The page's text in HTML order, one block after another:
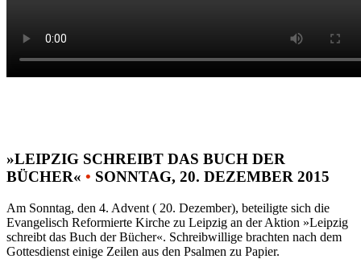
»LEIPZIG SCHREIBT DAS BUCH DER
BÜCHER« • SONNTAG, 20. DEZEMBER 2015
Am Sonntag, den 4. Advent ( 20. Dezember), beteiligte sich die
Evangelisch Reformierte Kirche zu Leipzig an der Aktion »Leipzig
schreibt das Buch der Bücher«. Schreibwillige brachten nach dem
Gottesdienst einige Zeilen aus den Psalmen zu Papier.